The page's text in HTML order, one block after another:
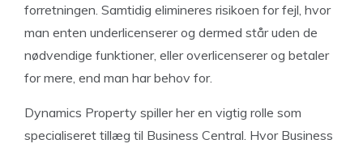
forretningen. Samtidig elimineres risikoen for fejl, hvor
man enten underlicenserer og dermed står uden de
nødvendige funktioner, eller overlicenserer og betaler
for mere, end man har behov for.
Dynamics Property spiller her en vigtig rolle som
specialiseret tillæg til Business Central. Hvor Business